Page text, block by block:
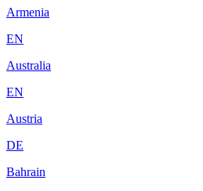
Armenia
EN
Australia
EN
Austria
DE
Bahrain